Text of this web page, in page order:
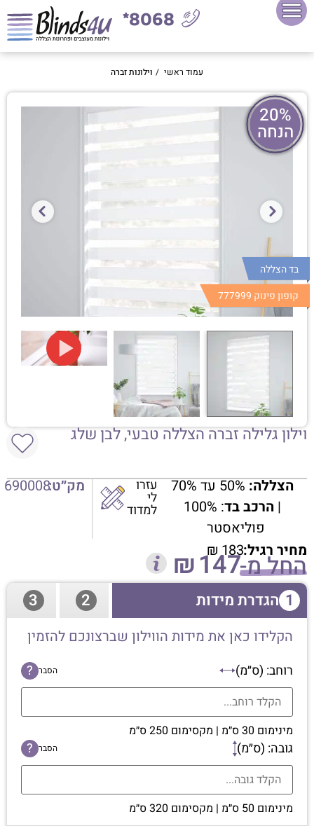
8068*
עמוד ראשי / וילונות זברה
20%
הנחה
בד הצללה
קופון פינוק 777999
וילון גלילה זברה הצללה טבעי, לבן שלג
הצללה:
50% עד 70%
|הרכב בד : 100%
פוליאסטר
עזרו
לי
למדוד
מק״ט:690008
מחיר רגיל: ₪183החל מ- ₪147
1 הגדרת מידות 2
3
הקלידו כאן את מידות הווילון שברצונכם להזמין
רוחב: (ס״מ) הסבר ?
מינימום 30 ס״מ | מקסימום 250 ס״מ
גובה: (ס״מ) הסבר ?
מינימום 50 ס״מ | מקסימום 320 ס״מ